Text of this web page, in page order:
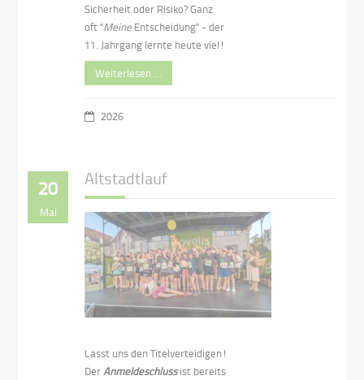
Sicherheit oder Risiko? Ganz
oft "Meine Entscheidung" - der
11. Jahrgang lernte heute viel!
Weiterlesen …
2026
20
Mai
Altstadtlauf
Lasst uns den Titelverteidigen!
DerAnmeldeschlussist bereits